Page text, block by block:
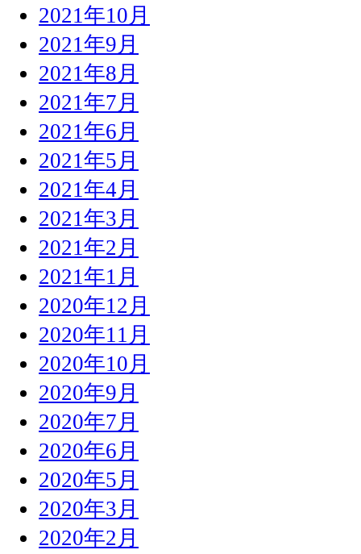
2021年10月
2021年9月
2021年8月
2021年7月
2021年6月
2021年5月
2021年4月
2021年3月
2021年2月
2021年1月
2020年12月
2020年11月
2020年10月
2020年9月
2020年7月
2020年6月
2020年5月
2020年3月
2020年2月